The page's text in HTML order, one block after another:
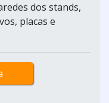
dos stands,
placas e